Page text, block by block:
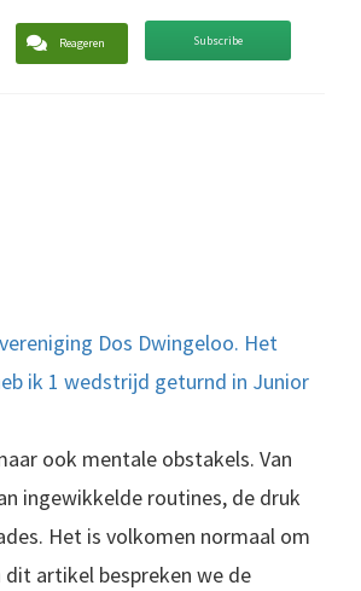
Reageren Subscribe
Dos Dwingeloo. Het
ik 1 wedstrijd geturnd in Junior
ook mentale obstakels. Van
ingewikkelde routines, de druk
Het is volkomen normaal om
artikel bespreken we de